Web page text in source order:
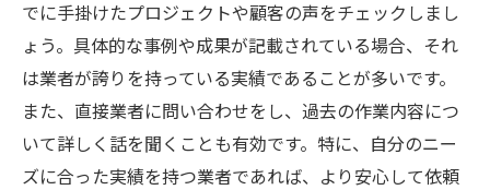
でに手掛けたプロジェクトや顧客の声をチェックしまし
ょう。具体的な事例や成果が記載されている場合、それ
は業者が誇りを持っている実績であることが多いです。
また、直接業者に問い合わせをし、過去の作業内容につ
いて詳しく話を聞くことも有効です。特に、自分のニー
ズに合った実績を持つ業者であれば、より安心して依頼